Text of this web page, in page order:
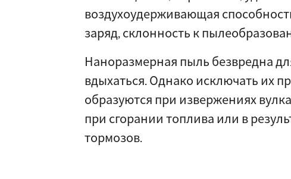
воздухоудерживающая
заряд, склонность к
Наноразмерная пыль безвредна
вдыхаться. Однако исключать их
образуются при извержениях
при сгорании топлива или в
тормозов.